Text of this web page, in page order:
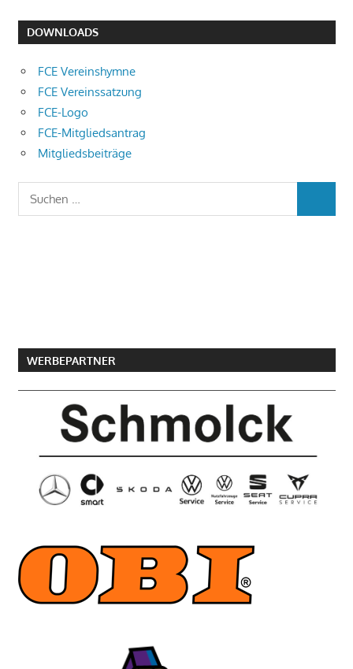
DOWNLOADS
FCE Vereinshymne
FCE Vereinssatzung
FCE-Logo
FCE-Mitgliedsantrag
Mitgliedsbeiträge
WERBEPARTNER